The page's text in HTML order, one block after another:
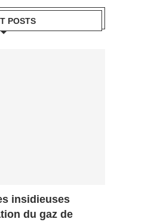
POSTS
insidieuses
du gaz de